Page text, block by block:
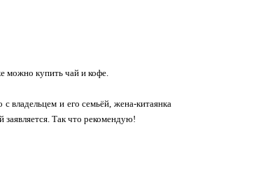
можно купить чай и кофе.
владельцем и его семьёй, жена-китаянка
заявляется. Так что рекомендую!